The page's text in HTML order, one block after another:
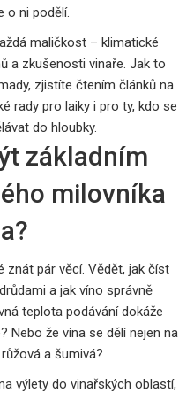
o ni podělí.
maličkost – klimatické
a zkušenosti vinaře. Jak to
zjistíte čtením článků na
rady pro laiky i pro ty, kdo se
do hloubky.
základním
milovníka
znát pár věcí. Vědět, jak číst
a jak víno správně
teplota podávání dokáže
Nebo že vína se dělí nejen na
a šumivá?
výlety do vinařských oblastí,